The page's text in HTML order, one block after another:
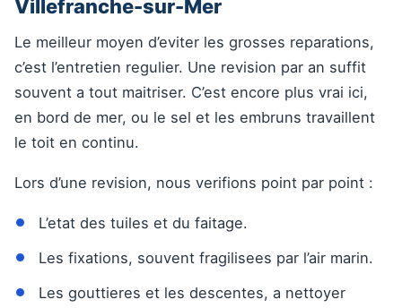
Villefranche-sur-Mer
Le meilleur moyen d’eviter les grosses reparations,
c’est l’entretien regulier. Une revision par an suffit
souvent a tout maitriser. C’est encore plus vrai ici,
en bord de mer, ou le sel et les embruns travaillent
le toit en continu.
Lors d’une revision, nous verifions point par point :
L’etat des tuiles et du faitage.
Les fixations, souvent fragilisees par l’air marin.
Les gouttieres et les descentes, a nettoyer